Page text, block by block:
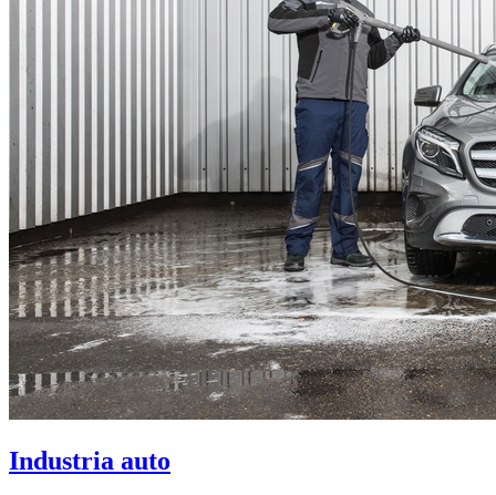
Industria auto